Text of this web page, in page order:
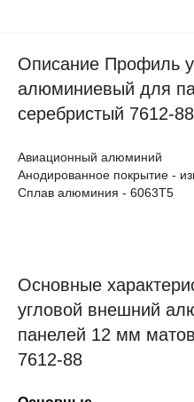
Описание Профиль
алюминиевый для
серебристый 7612-88
Авиационный алюминий
Анодированное покрытие -
Сплав алюминия - 6063Т5
Основные
угловой внешний
панелей 12 мм
7612-88